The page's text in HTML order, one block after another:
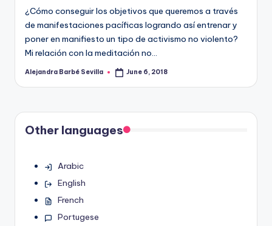
¿Cómo conseguir los objetivos que queremos a través
de manifestaciones pacíficas logrando así entrenar y
poner en manifiesto un tipo de activismo no violento?
Mi relación con la meditación no…
Posted
Alejandra Barbé Sevilla June 6, 2018
Other languages
Arabic
English
French
Portugese